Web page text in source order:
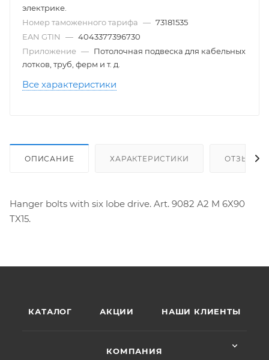
электрике.
Номер таможенного тарифа — 73181535
EAN GTIN
— 4043377396730
Приложение — Потолочная подвеска для кабельных
лотков, труб, ферм и т. д.
Все характеристики
ОПИСАНИЕ ХАРАКТЕРИСТИКИ ОТЗЫВЫ
Hanger bolts with six lobe drive. Art. 9082 A2 M 6X90
TX15.
КАТАЛОГ АКЦИИ НАШИ КЛИЕНТЫ
КОМПАНИЯ